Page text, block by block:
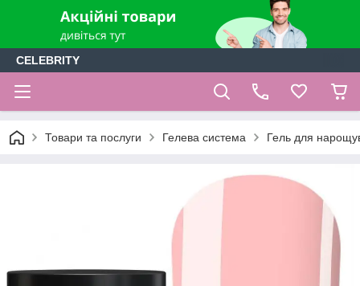
CELEBRITY
Товари та послуги Гелева система Гель для